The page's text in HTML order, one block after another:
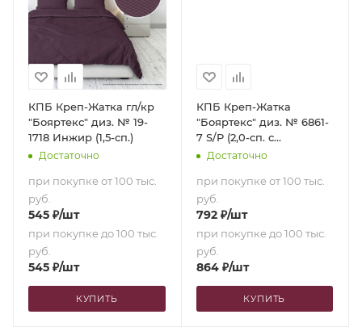
КПБ Креп-Жатка гл/кр
"Бояртекс" диз. № 19-
1718 Инжир (1,5-сп.)
Достаточно
при покупке от 100 тыс.
руб.
545 ₽/шт
при покупке до 100 тыс.
руб.
545 ₽/шт
КУПИТЬ
КПБ Креп-Жатка
"Бояртекс" диз. № 6861-
7 S/P (2,0-сп. с
европростыней)
Достаточно
при покупке от 100 тыс.
руб.
792₽/шт
при покупке до 100 тыс.
руб.
864₽/шт
КУПИТЬ